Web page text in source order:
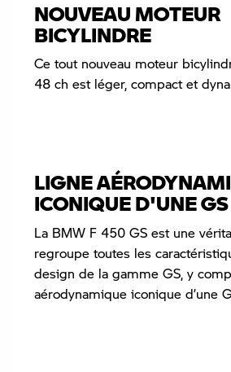
NOUVEAU MOTEUR
BICYLINDRE
Ce tout nouveau moteur
48 ch est léger, compact et
LIGNE
ICONIQUE D'UNE GS
La BMW F 450 GS est une
regroupe toutes les
design de la gamme GS, y
aérodynamique iconique d’une